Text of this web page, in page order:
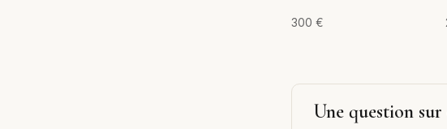
300 €
Une question